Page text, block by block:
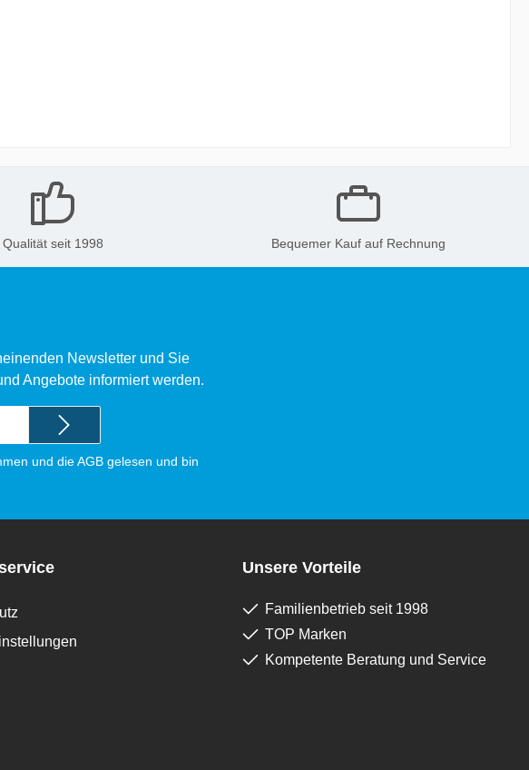
Qualität seit 1998 Bequemer Kauf auf Rechnung
Newsletter und Sie
Angebote informiert werden.
und dieAGB gelesen und bin
Unsere Vorteile
Familienbetrieb seit 1998
TOP Marken
Kompetente Beratung und Service